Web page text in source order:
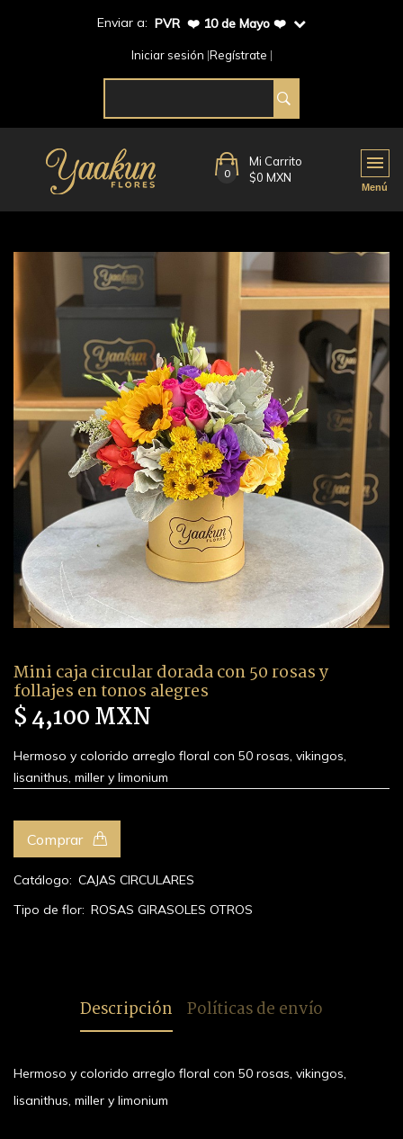
Enviar a: PVR ❤️ 10 de Mayo ❤️
Iniciar sesión Regístrate
0
Mi Carrito
$0 MXN
Mini caja circular dorada con 50 rosas y
follajes en tonos alegres
$ 4,100 MXN
Hermoso y colorido arreglo floral con 50 rosas, vikingos,
lisanithus, miller y limonium
Comprar
Catálogo: CAJAS CIRCULARES
Tipo de flor: ROSAS GIRASOLES OTROS
Descripción Políticas de envío
Hermoso y colorido arreglo floral con 50 rosas, vikingos,
lisanithus, miller y limonium